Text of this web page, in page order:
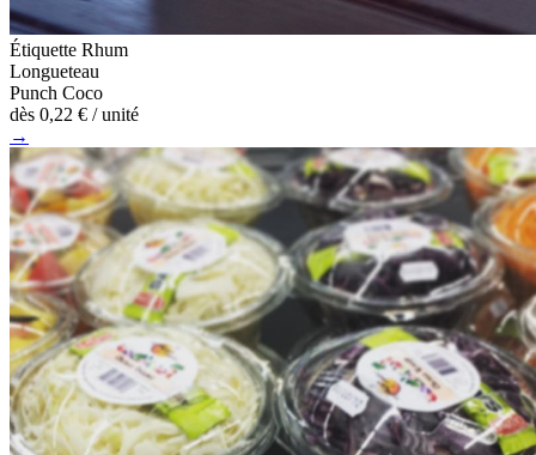
Étiquette Rhum
Longueteau
Punch Coco
dès 0,22 € / unité
→